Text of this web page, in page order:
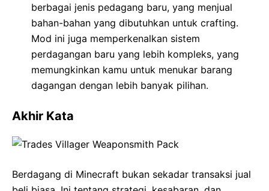
berbagai jenis pedagang baru, yang menjual
bahan-bahan yang dibutuhkan untuk crafting.
Mod ini juga memperkenalkan sistem
perdagangan baru yang lebih kompleks, yang
memungkinkan kamu untuk menukar barang
dagangan dengan lebih banyak pilihan.
Akhir Kata
Berdagang di Minecraft bukan sekadar transaksi jual